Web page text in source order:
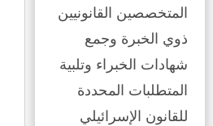
المتخصصين القانونيين
ذوي الخبرة وجمع
شهادات الخبراء وتلبية
المتطلبات المحددة
للقانون الإسرائيلي